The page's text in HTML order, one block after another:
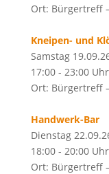
Ort: Bürgertreff
Kneipen- und
Samstag
17:00 - 23:00 Uhr
Ort: Bürgertreff
Handwerk-Bar
Dienstag
18:00 - 20:00 Uhr
Ort: Bürgertreff